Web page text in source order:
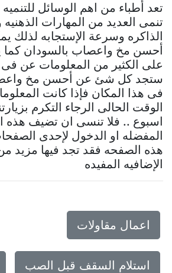
تعد أطباء من اهم الوسائل للتنميه
تنمى العديد من المهارات الذهنيه
الذاكره وسرعة الإستجابه لذلك
أحسن مخ واعصاب بالسودان كما
على الكثير من المعلومات عن فى
ستجد كل شئ عن أحسن مخ
فى هذا المكان فإذا كانت
الوقت الحالى الرجاء التكرم
اسبوع .. فلا تنسى ان تضيف هذه
المفضله او الدخول لإحدى
هذه الصفحه فقد تجد فيها مزيد من
الإضافيه المفيده
اعمال مقاولات
استلام السقف قبل الصب